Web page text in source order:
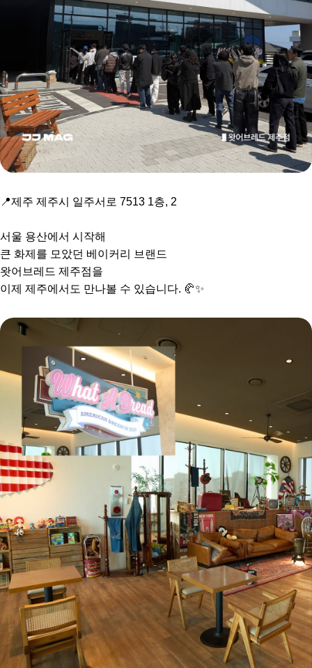
📍제주 제주시 일주서로 7513 1층, 2
서울 용산에서 시작해
큰 화제를 모았던 베이커리 브랜드
왓어브레드 제주점을
이제 제주에서도 만나볼 수 있습니다. 🥐✨